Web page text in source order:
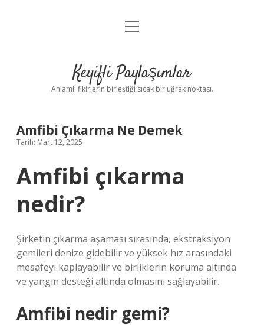
Anasayfa
Yasal Uyarı
menüyü
Keyifli Paylaşımlar
Anlamlı fikirlerin birleştiği sıcak bir uğrak noktası.
Amfibi Çıkarma Ne Demek
Tarih: Mart 12, 2025
Amfibi çıkarma
nedir?
Şirketin çıkarma aşaması sırasında, ekstraksiyon
gemileri denize gidebilir ve yüksek hız arasındaki
mesafeyi kaplayabilir ve birliklerin koruma altında
ve yangın desteği altında olmasını sağlayabilir.
Amfibi nedir gemi?